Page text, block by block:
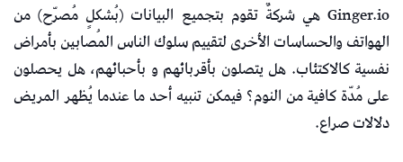
Ginger.io هي شركةٌ تقوم بتجميع البيانات (بُشكلٍ مُصرّح) من
الهواتف والحساسات الأخرى لتقييم سلوك الناس المُصابين بأمراض
نفسية كالاكتئاب. هل يتصلون بأقربائهم و بأحبائهم، هل يحصلون
على مُدّة كافية من النوم؟ فيمكن تنبيه أحد ما عندما يُظهر المريض
دلالات صراع.